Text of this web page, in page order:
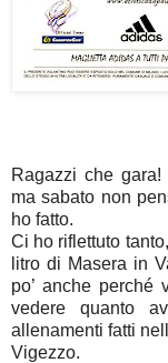
Ragazzi che
ma sabato non
ho fatto.
Ci ho riflettuto
litro di Masera in
po’ anche perché
vedere quanto
allenamenti fatti
Vigezzo.